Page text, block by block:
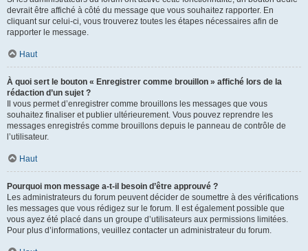
devrait être affiché à côté du message que vous souhaitez rapporter. En
cliquant sur celui-ci, vous trouverez toutes les étapes nécessaires afin de
rapporter le message.
Haut
À quoi sert le bouton « Enregistrer comme brouillon » affiché lors de la
rédaction d’un sujet ?
Il vous permet d’enregistrer comme brouillons les messages que vous
souhaitez finaliser et publier ultérieurement. Vous pouvez reprendre les
messages enregistrés comme brouillons depuis le panneau de contrôle de
l’utilisateur.
Haut
Pourquoi mon message a-t-il besoin d’être approuvé ?
Les administrateurs du forum peuvent décider de soumettre à des vérifications
les messages que vous rédigez sur le forum. Il est également possible que
vous ayez été placé dans un groupe d’utilisateurs aux permissions limitées.
Pour plus d’informations, veuillez contacter un administrateur du forum.